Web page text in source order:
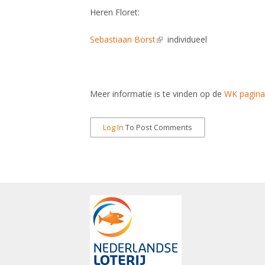
Heren Floret:
Sebastiaan Borst(link is external)
individueel
Meer informatie is te vinden op de WK pagina
Log In To Post Comments